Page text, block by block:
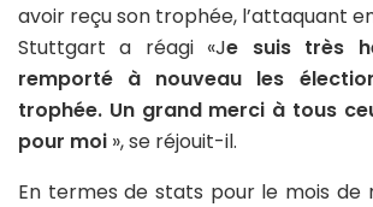
avoir reçu son trophée, l’attaquant
Stuttgart a réagi «Je suis très
remporté à nouveau les
trophée. Un grand merci à tous
pour moi », se réjouit-il.
En termes de stats pour le mois de